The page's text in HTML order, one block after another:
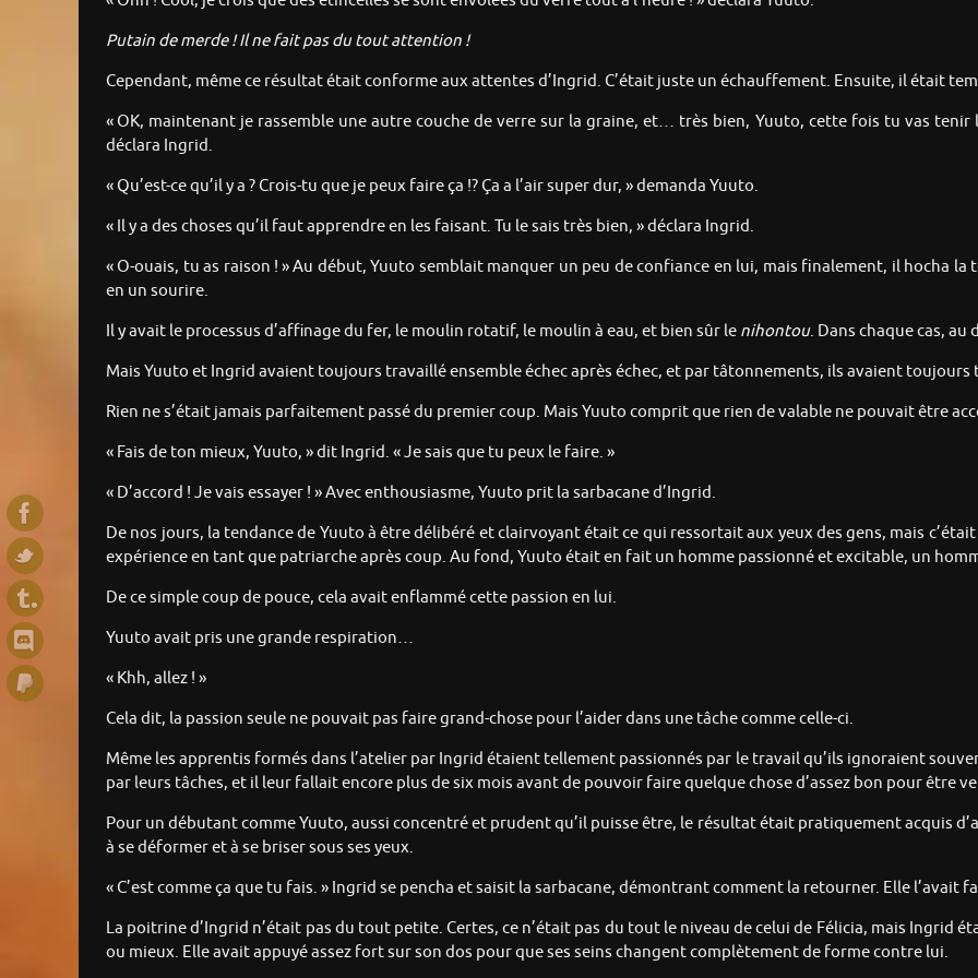
Putain de merde ! Il ne fait pas du tout attention !
Cependant, même ce résultat était conforme aux attentes d’Ingrid. C’était juste un échauffement. Ensuite, il était
« OK, maintenant je rassemble une autre couche de verre sur la graine, et… très bien, Yuuto, cette fois tu vas tenir
déclara Ingrid.
« Qu’est-ce qu’il y a ? Crois-tu que je peux faire ça !? Ça a l’air super dur, » demanda Yuuto.
« Il y a des choses qu’il faut apprendre en les faisant. Tu le sais très bien, » déclara Ingrid.
« O-ouais, tu as raison ! » Au début, Yuuto semblait manquer un peu de confiance en lui, mais finalement, il hocha
en un sourire.
Il y avait le processus d’affinage du fer, le moulin rotatif, le moulin à eau, et bien sûr le nihontou. Dans chaque cas,
Mais Yuuto et Ingrid avaient toujours travaillé ensemble échec après échec, et par tâtonnements, ils avaient
Rien ne s’était jamais parfaitement passé du premier coup. Mais Yuuto comprit que rien de valable ne pouvait être
« Fais de ton mieux, Yuuto, » dit Ingrid. « Je sais que tu peux le faire. »
« D’accord ! Je vais essayer ! » Avec enthousiasme, Yuuto prit la sarbacane d’Ingrid.
De nos jours, la tendance de Yuuto à être délibéré et clairvoyant était ce qui ressortait aux yeux des gens, mais
expérience en tant que patriarche après coup. Au fond, Yuuto était en fait un homme passionné et excitable, un
De ce simple coup de pouce, cela avait enflammé cette passion en lui.
Yuuto avait pris une grande respiration…
« Khh, allez ! »
Cela dit, la passion seule ne pouvait pas faire grand-chose pour l’aider dans une tâche comme celle-ci.
Même les apprentis formés dans l’atelier par Ingrid étaient tellement passionnés par le travail qu’ils ignoraient
par leurs tâches, et il leur fallait encore plus de six mois avant de pouvoir faire quelque chose d’assez bon pour être
Pour un débutant comme Yuuto, aussi concentré et prudent qu’il puisse être, le résultat était pratiquement acquis
à se déformer et à se briser sous ses yeux.
« C’est comme ça que tu fais. » Ingrid se pencha et saisit la sarbacane, démontrant comment la retourner. Elle l’avait
La poitrine d’Ingrid n’était pas du tout petite. Certes, ce n’était pas du tout le niveau de celui de Félicia, mais Ingrid
ou mieux. Elle avait appuyé assez fort sur son dos pour que ses seins changent complètement de forme contre lui.